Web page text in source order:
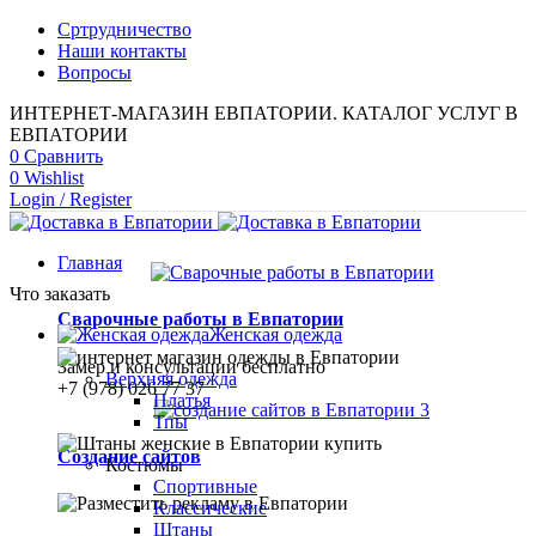
Сртрудничество
Наши контакты
Вопросы
ИНТЕРНЕТ-МАГАЗИН ЕВПАТОРИИ. КАТАЛОГ УСЛУГ В
ЕВПАТОРИИ
0 Сравнить
0 Wishlist
Login / Register
Главная
Сварочные работы в Евпатории
Замер и консультации бесплатно
+7 (978) 026 77 37
Создание сайтов
Что заказать
Женская одежда
Верхняя одежда
Платья
Тпы
Костюмы
Спортивные
Классические
Штаны